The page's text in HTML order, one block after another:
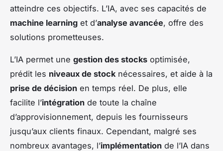
atteindre ces objectifs. L’IA, avec ses capacités de
machine learning et d’analyse avancée, offre des
solutions prometteuses.
L’IA permet une gestion des stocks optimisée,
prédit les niveaux de stock nécessaires, et aide à la
prise de décision en temps réel. De plus, elle
facilite l’intégration de toute la chaîne
d’approvisionnement, depuis les fournisseurs
jusqu’aux clients finaux. Cependant, malgré ses
nombreux avantages, l’implémentation de l’IA dans